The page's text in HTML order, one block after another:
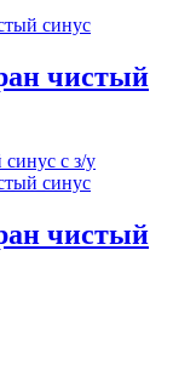
синус
чистый
синус
чистый